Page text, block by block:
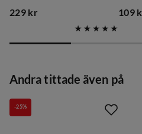
229 kr 109
Andra tittade även på
-25%